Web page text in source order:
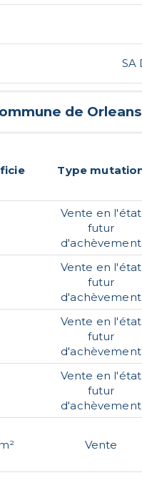
SA
de Orleans
Type
Vente en l'état
futur
d'achèvement
Vente en l'état
futur
d'achèvement
Vente en l'état
futur
d'achèvement
Vente en l'état
futur
d'achèvement
Vente